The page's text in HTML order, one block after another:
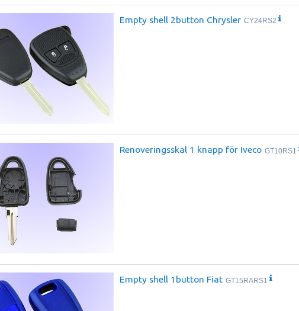
Empty shell 2button Chrysler CY24RS2
Renoveringsskal 1 knapp för Iveco GT10RS1
Empty shell 1button Fiat GT15RARS1